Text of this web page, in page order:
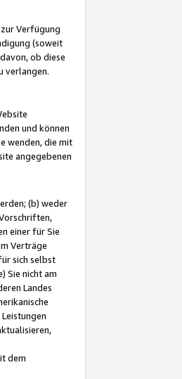
Verfügung
(soweit
ob diese
verlangen.
und können
wenden, die mit
angegebenen
(b) weder
einer für Sie
Verträge
sich selbst
Sie nicht am
Landes
dem